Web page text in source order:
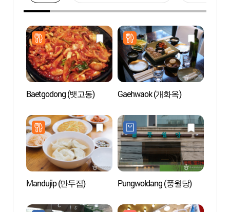
Baetgodong (뱃고동) Gaehwaok (개화옥)
Mandujip (만두집) Pungwoldang (풍월당)